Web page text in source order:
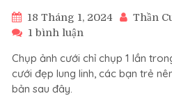
18 Tháng 1, 2024 Thần
1 bình luận
chụp
ảnh
Chụp ảnh cưới chỉ chụp 1 lần
cưới đẹp lung linh, các bạn trẻ
bản sau đây.